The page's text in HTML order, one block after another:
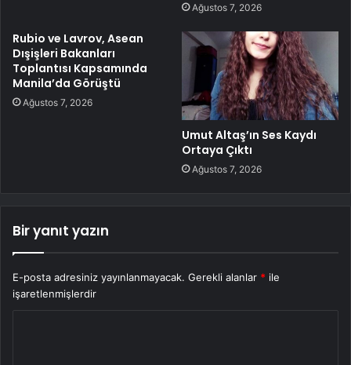
Ağustos 7, 2026
Rubio ve Lavrov, Asean
Dışişleri Bakanları
Toplantısı Kapsamında
Manila’da Görüştü
Ağustos 7, 2026
Umut Altaş’ın Ses Kaydı
Ortaya Çıktı
Ağustos 7, 2026
Bir yanıt yazın
E-posta adresiniz yayınlanmayacak. Gerekli alanlar * ile
işaretlenmişlerdir